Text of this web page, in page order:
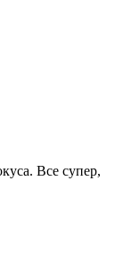
Все супер,